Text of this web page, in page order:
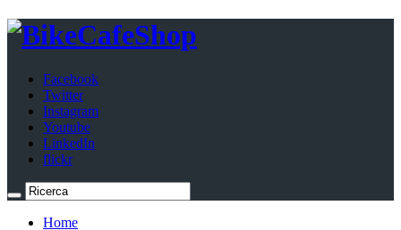
Facebook
Twitter
Instagram
Youtube
LinkedIn
flickr
Home